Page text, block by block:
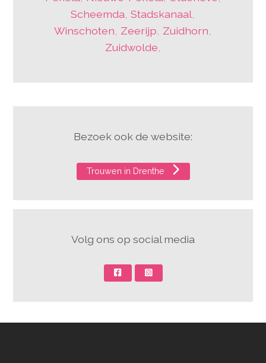
Scheemda ,Stadskanaal
Winschoten Zeerijp Zuidhorn
Zuidwolde
Bezoek ook de website:
Trouwen in Drenthe
Volg ons op social media